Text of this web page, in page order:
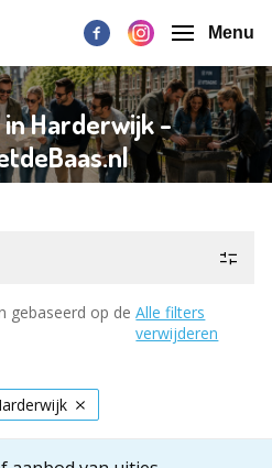
Menu
Harderwijk -
gebaseerd op de Alle filters
verwijderen